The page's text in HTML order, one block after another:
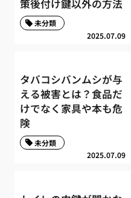
策後付け鍵以外の方法
2025.07.09
未分類
タバコシバンムシが与
える被害とは？食品だ
けでなく家具や本も危
険
2025.07.09
未分類